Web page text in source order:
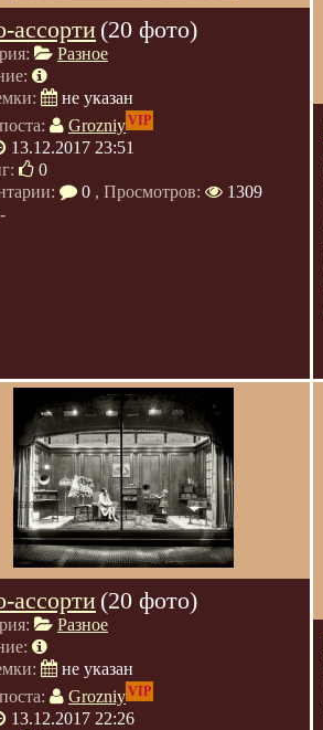
ассорти(20 фото)
Разное
не указан
GrozniyVIP
13.12.2017 23:51
0
0 , Просмотров:
1309
ассорти(20 фото)
Разное
не указан
GrozniyVIP
13.12.2017 22:26